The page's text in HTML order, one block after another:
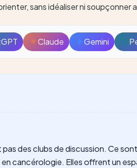
sans idéaliser ni soupçonner
Claude
Ouvrir
avec
Gemini
Ouvrir
avec
des clubs de discussion. Ce
cancérologie. Elles offrent un